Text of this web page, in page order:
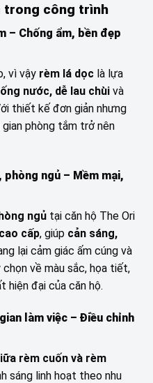
trong công trình
– Chống ẩm, bền đẹp
vì vậy rèm lá dọc là lựa
nước, dễ lau chùi và
thiết kế đơn giản nhưng
gian phòng tắm trở nên
phòng ngủ – Mềm mại,
ngủ tại căn hộ The Ori
cấp, giúp cản sáng,
lại cảm giác ấm cúng và
về màu sắc, họa tiết,
hiện đại của căn hộ.
làm việc – Điều chỉnh
rèm cuốn và rèm
sáng linh hoạt theo nhu